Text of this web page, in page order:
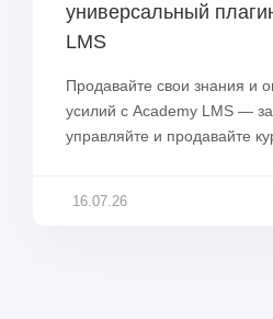
универсальный
LMS
Продавайте свои знания и
усилий с Academy LMS —
управляйте и продавайте
16.07.26